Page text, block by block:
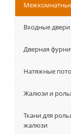
Входные двери
Дверная
Натяжные
Жалюзи и
Ткани для
жалюзи